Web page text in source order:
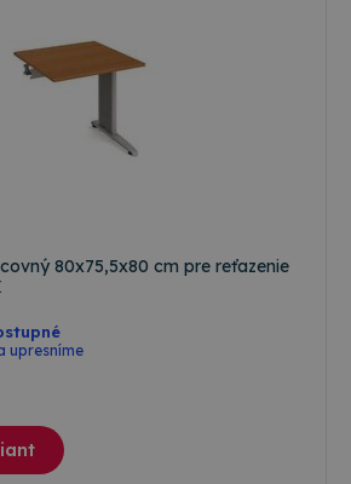
80x75,5x80 cm pre reťazenie
upresníme